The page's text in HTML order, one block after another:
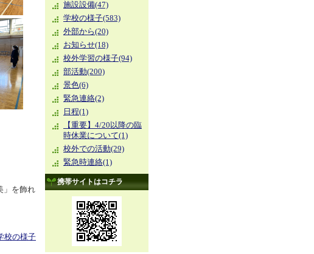
施設設備(47)
学校の様子(583)
外部から(20)
お知らせ(18)
校外学習の様子(94)
部活動(200)
景色(6)
緊急連絡(2)
日程(1)
【重要】4/20以降の臨
時休業について(1)
校外での活動(29)
緊急時連絡(1)
携帯サイトはコチラ
」を飾れ
校の様子